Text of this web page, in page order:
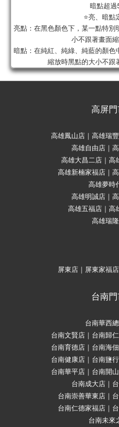
暗點超過
⭐亮、暗點
亮點：在黑色顏色下，某一點特
小不跟著畫面縮
暗點：在純紅、純綠、純藍的顏
縮放時黑點的大小不跟
高屏
高雄鳳山店｜高雄瑞
高雄自由店｜
高雄大昌二店｜高
高雄新楠家福店｜
高雄夢時
高雄明誠店｜
高雄五福店｜高
高雄瑞
屏東店｜屏東家福
台南
台南華西
台南文賢店｜台南歸
台南育德店｜台南海
台南健康店｜台南鹽
台南華平店｜台南開
台南成大店｜
台南崇善華東店｜
台南仁德家福店｜
台南未來